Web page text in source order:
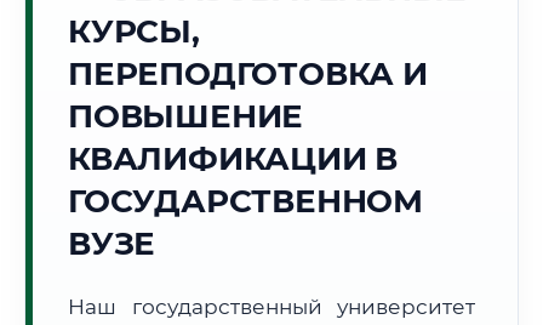
02:34:45
Пятница, 7 Августа
2026 г.
Погода в г. Братск:☁️ +20°C, Пасмурно
🌅 Восход: 05:28 🌇 Закат:21:09
КУРСЫ,
ПЕРЕПОДГОТОВКА И
ПОВЫШЕНИЕ
КВАЛИФИКАЦИИ В
ГОСУДАРСТВЕННОМ
ВУЗЕ
Наш государственный университет